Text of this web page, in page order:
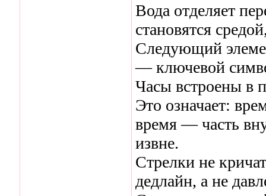
Вода отделяет
становятся
Следующий
— ключевой
Часы встроены в
Это означает:
время — часть
извне.
Стрелки не
дедлайн, а не